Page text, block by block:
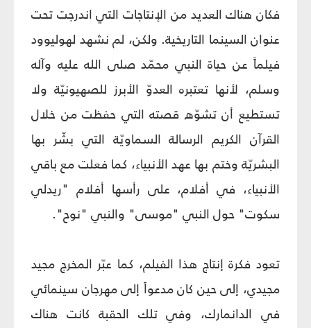
فكان هناك العديد من الإنتاجات التي اندرجت تحت
عنوان السينما التاريخية. ولكن، لم نشهد لهوليوود
فيلماً عن حياة النبي محمّد صلى الله عليه وآله
وسلم، لأنها تعتبره العدوّ الأبرز للصهيونيّة ولا
تستطيع أن تشوّه قصته التي حفظت من خلال
القرآن الكريم الرسالة السماويّة التي بشّر بها
البشريّة وختم بها عهد الأنبياء، كما فعلت مع باقي
الأنبياء، في أفلام، على رأسها أفلام "ريدلي
سكوت" حول النبي "موسى" والنبي "نوح".
تعود فكرة إنتاج هذا الفيلم، كما عبّر المخرج مجيد
مجيدي، إلى حين كان مدعواً إلى مهرجان سينمائي
في الدانمارك، وفي تلك الحقبة كانت هناك